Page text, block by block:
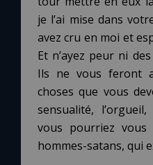
je l’ai mise dans
avez cru en moi et
Et n’ayez peur ni
Ils ne vous feront
choses que vous
sensualité,
vous pourriez
hommes-satans, qui